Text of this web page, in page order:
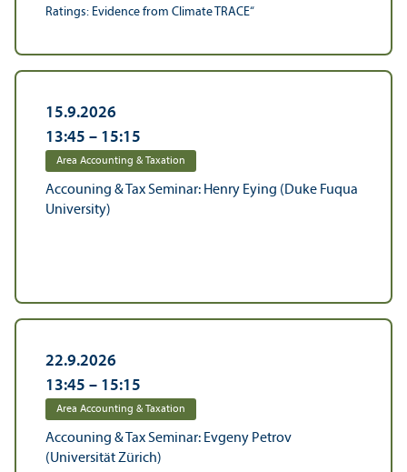
Ratings: Evidence from Climate TRACE“
15.9.2026
13:45 – 15:15
Area Accounting & Taxation
Accouning & Tax Seminar: Henry Eying (Duke Fuqua
University)
22.9.2026
13:45 – 15:15
Area Accounting & Taxation
Accouning & Tax Seminar: Evgeny Petrov
(Universität Zürich)